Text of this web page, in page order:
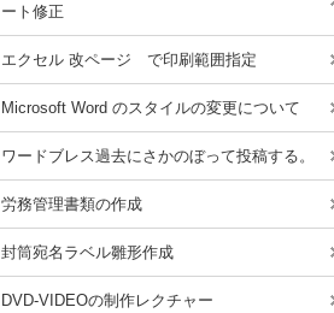
ート修正
エクセル 改ページ で印刷範囲指定
Microsoft Word のスタイルの変更について
ワードブレス過去にさかのぼって投稿する。
労務管理書類の作成
封筒宛名ラベル雛形作成
DVD-VIDEOの制作レクチャー